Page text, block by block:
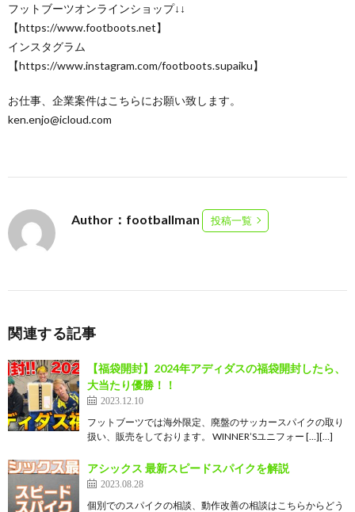
フットブーツオンラインショップ↓↓
【https://www.footboots.net】
インスタグラム
【https://www.instagram.com/footboots.supaiku】
お仕事、企業案件はこちらにお願い致します。
ken.enjo@icloud.com
Author：footballman 投稿一覧
関連する記事
【福袋開封】2024年アディダスの福袋開封したら、
大当たり優勝！！
2023.12.10
フットブーツでは海外限定、廃盤のサッカースパイクの取り
扱い、販売をしております。 WINNER’Sユニフォー […][…]
アシックス 最新スピードスパイクを解説
2023.08.28
個別でのスパイクの相談、動作改善の相談はこちらからどう